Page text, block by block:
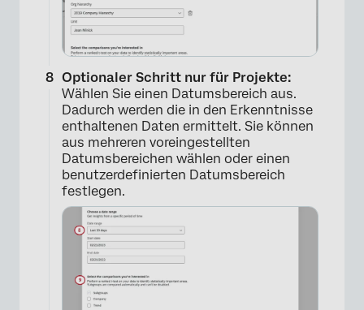
×
Optionaler Schritt nur für Projekte:
Wählen Sie einen Datumsbereich aus.
Dadurch werden die in den Erkenntnisse
enthaltenen Daten ermittelt. Sie können
aus mehreren voreingestellten
Datumsbereichen wählen oder einen
benutzerdefinierten Datumsbereich
festlegen.